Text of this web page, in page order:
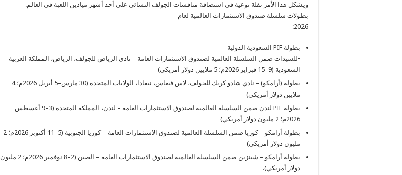
ويشكل هذا الأمر نقلة نوعية في استضافة منافسات الجولف النسائي على أحد أشهر ميادين اللعبة في العالم.
بطولات سلسلة صندوق الاستثمارات العالمية لعام
2026:
بطولة PIF السعودية الدولية
•للسيدات ضمن السلسلة العالمية لصندوق الاستثمارات العامة – نادي الرياض للجولف، الرياض، المملكة العربية
السعودية (9–15 فبراير 2026م؛ 5 ملايين دولار أمريكي)
بطولة (أرامكو) – نادي شادو كريك للجولف، لاس فيغاس، نيفادا، الولايات المتحدة (30 مارس–5 أبريل 2026م؛ 4
ملايين دولار أمريكي)
بطولة PIF لندن ضمن السلسلة العالمية لصندوق الاستثمارات العامة – لندن، المملكة المتحدة (3–9 أغسطس
2026م؛ 2 مليون دولار أمريكي)
بطولة أرامكو – كوريا ضمن السلسلة العالمية لصندوق الاستثمارات العامة – كوريا الجنوبية (5–11 أكتوبر 2026م؛ 2
مليون دولار أمريكي)
بطولة أرامكو – شينزين ضمن السلسلة العالمية لصندوق الاستثمارات العامة – الصين (2–8 نوفمبر 2026م؛ 2 مليون
دولار أمريكي).